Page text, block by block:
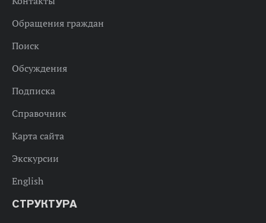
Обращения граждан
Поиск
Обсуждения
Подписка
Справочник
Карта сайта
Экскурсии
English
СТРУКТУРА